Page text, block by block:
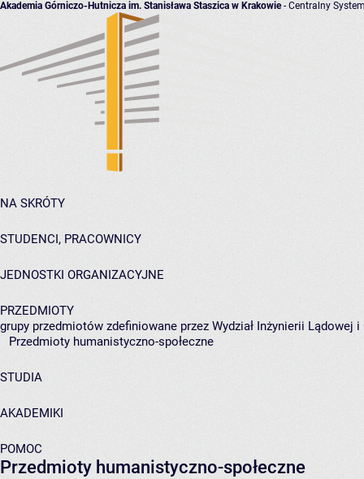
Akademia Górniczo-Hutnicza im. Stanisława Staszica w Krakowie- Centralny
NA SKRÓTY
STUDENCI, PRACOWNICY
JEDNOSTKI ORGANIZACYJNE
PRZEDMIOTY
grupy przedmiotów zdefiniowane przez Wydział Inżynierii Lądowej
Przedmioty humanistyczno-społeczne
STUDIA
AKADEMIKI
POMOC
Przedmioty humanistyczno-społeczne